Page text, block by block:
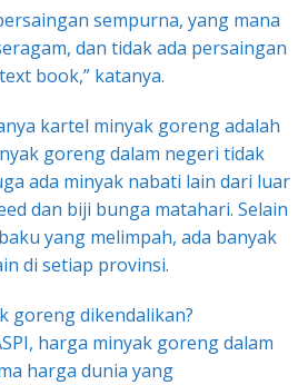
sempurna, yang mana
dan tidak ada persaingan
book,” katanya.
kartel minyak goreng adalah
goreng dalam negeri tidak
ada minyak nabati lain dari luar
dan biji bunga matahari. Selain
yang melimpah, ada banyak
di setiap provinsi.
goreng dikendalikan?
harga minyak goreng dalam
harga dunia yang